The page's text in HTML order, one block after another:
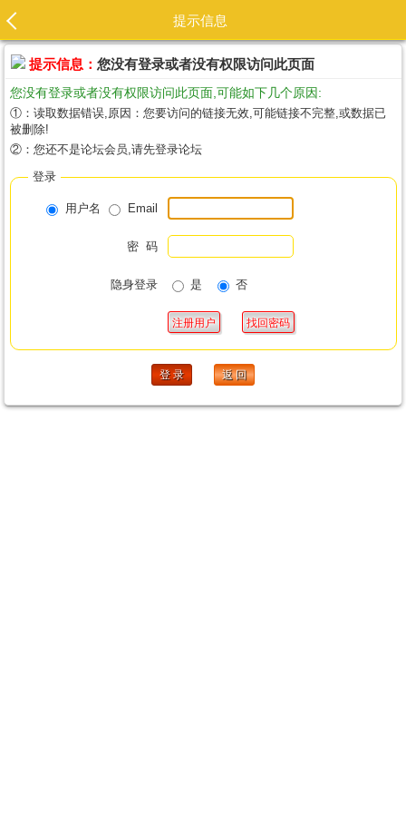
提示信息
提示信息： 您没有登录或者没有权限访问此页面
您没有登录或者没有权限访问此页面,可能如下几个原因:
①：读取数据错误,原因：您要访问的链接无效,可能链接不完整,或数据已
被删除!
②：您还不是论坛会员,请先登录论坛
登录
用户名 Email
密 码
隐身登录 是 否